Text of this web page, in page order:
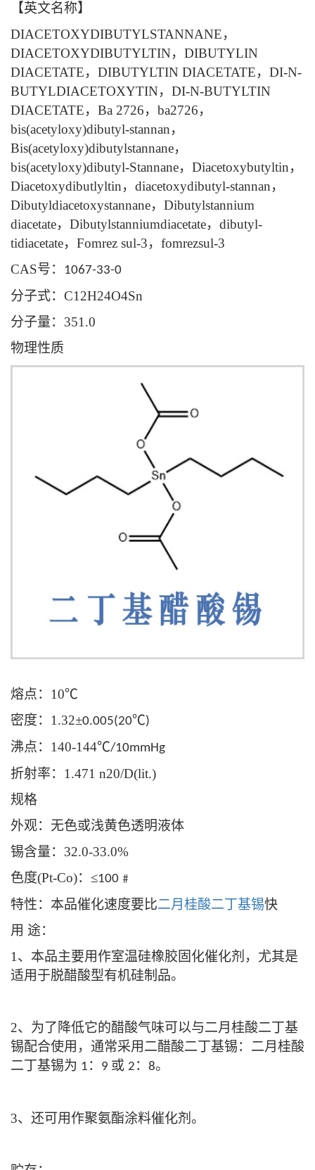
【英文名称】
DIACETOXYDIBUTYLSTANNANE，
DIACETOXYDIBUTYLTIN， DIBUTYLIN
DIACETATE， DIBUTYLTIN DIACETATE， DI-N-
BUTYLDIACETOXYTIN， DI-N-BUTYLTIN
DIACETATE， Ba 2726， ba2726，
bis(acetyloxy)dibutyl-stannan，
Bis(acetyloxy)dibutylstannane，
bis(acetyloxy)dibutyl-Stannane， Diacetoxybutyltin，
Diacetoxydibutlyltin， diacetoxydibutyl-stannan，
Dibutyldiacetoxystannane， Dibutylstannium
diacetate， Dibutylstanniumdiacetate， dibutyl-
tidiacetate， Fomrez sul-3， fomrezsul-3
CAS号： 1067-33-0
分子式： C12H24O4Sn
分子量： 351.0
物理性质
熔点： 10℃
密度： 1.32±0.005(20℃)
沸点： 140-144℃/10mmHg
折射率： 1.471 n20/D(lit.)
规格
外观：无色或浅黄色透明液体
锡含量： 32.0-33.0%
色度(Pt-Co)：≤100 ﹟
特性：本品催化速度要比二月桂酸二丁基锡快
用 途：
1、本品主要用作室温硅橡胶固化催化剂，尤其是
适用于脱醋酸型有机硅制品。
2、为了降低它的醋酸气味可以与二月桂酸二丁基
锡配合使用，通常采用二醋酸二丁基锡：二月桂酸
二丁基锡为 1 ： 9 或 2 ： 8。
3、还可用作聚氨酯涂料催化剂。